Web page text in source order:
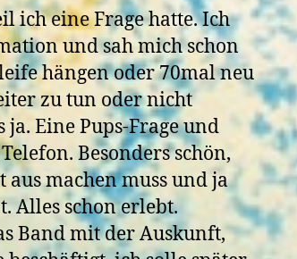
ich eine Frage hatte. Ich
und sah mich schon
hängen oder 70mal neu
zu tun oder nicht
Eine Pups-Frage und
Besonders schön,
machen muss und ja
Alles schon erlebt.
Band mit der Auskunft,